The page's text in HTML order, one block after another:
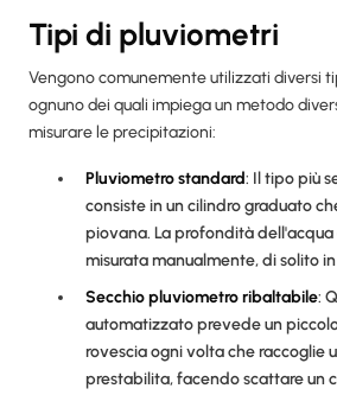
Tipi di pluviometri
Vengono comunemente utilizzati diversi
ognuno dei quali impiega un metodo
misurare le precipitazioni:
Pluviometro standard: Il tipo più
consiste in un cilindro graduato
piovana. La profondità
misurata manualmente, di solito
Secchio pluviometro ribaltabile:
automatizzato prevede un
rovescia ogni volta che raccoglie
prestabilita, facendo scattare un